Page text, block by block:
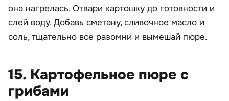
она нагрелась. Отвари картошку до готовности и
слей воду. Добавь сметану, сливочное масло и
соль, тщательно все разомни и вымешай пюре.
15. Картофельное пюре с
грибами